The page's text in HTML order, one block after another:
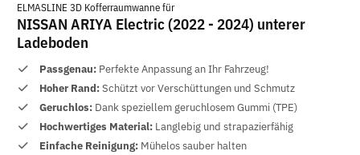
ELMASLINE 3D Kofferraumwanne für
NISSAN ARIYA Electric (2022 - 2024) unterer
Ladeboden
Passgenau: Perfekte Anpassung an Ihr Fahrzeug!
Hoher Rand:Schützt vor Verschüttungen und Schmutz
Geruchlos: Dank speziellem geruchlosem Gummi (TPE)
Hochwertiges Material: Langlebig und strapazierfähig
Einfache Reinigung: Mühelos sauber halten